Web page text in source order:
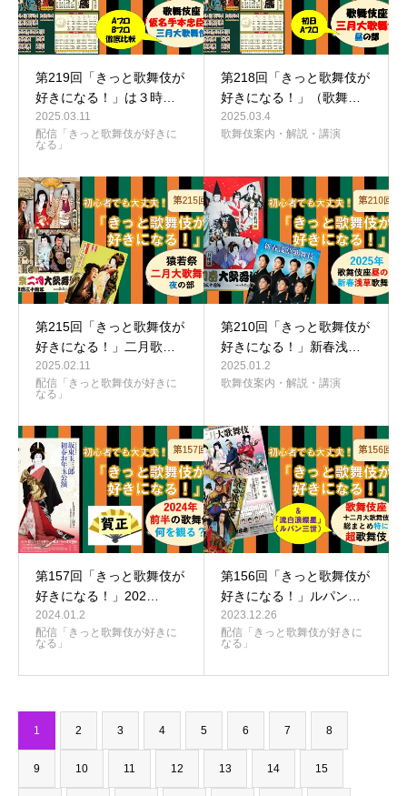
第219回「きっと歌舞伎が
好きになる！」は３時…
2025.03.11
配信「きっと歌舞伎が好きに
なる」
第218回「きっと歌舞伎が
好きになる！」（歌舞…
2025.03.4
歌舞伎案内・解説・講演
第215回「きっと歌舞伎が
好きになる！」二月歌…
2025.02.11
配信「きっと歌舞伎が好きに
なる」
第210回「きっと歌舞伎が
好きになる！」新春浅…
2025.01.2
歌舞伎案内・解説・講演
第157回「きっと歌舞伎が
好きになる！」202…
2024.01.2
配信「きっと歌舞伎が好きに
なる」
第156回「きっと歌舞伎が
好きになる！」ルパン…
2023.12.26
配信「きっと歌舞伎が好きに
なる」
1 2 3 4 5 6 7 8
9 10 11 12 13 14 15